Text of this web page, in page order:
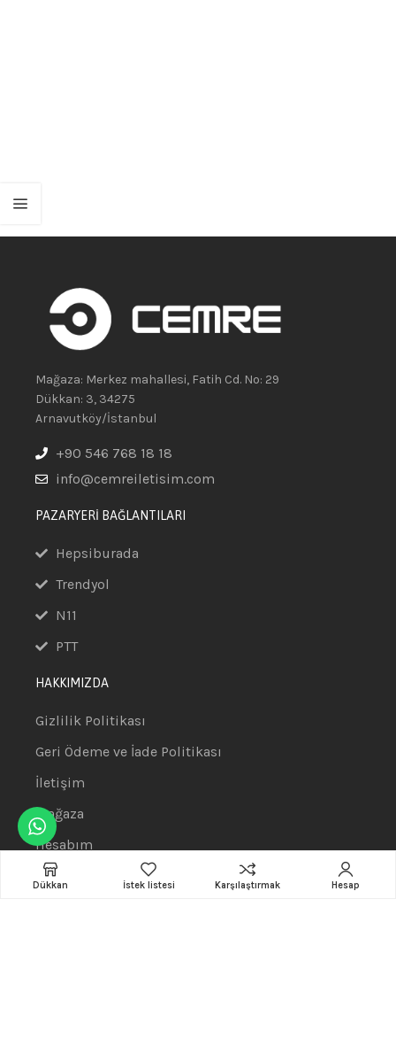
Mağaza: Merkez mahallesi, Fatih Cd. No: 29
Dükkan: 3, 34275
Arnavutköy/İstanbul
+90 546 768 18 18
info@cemreiletisim.com
PAZARYERİ BAĞLANTILARI
Hepsiburada
Trendyol
N11
PTT
HAKKIMIZDA
Gizlilik Politikası
Geri Ödeme ve İade Politikası
İletişim
Mağaza
Hesabım
KATEGORİLER
Dükkan İstek listesi Karşılaştırmak Hesap